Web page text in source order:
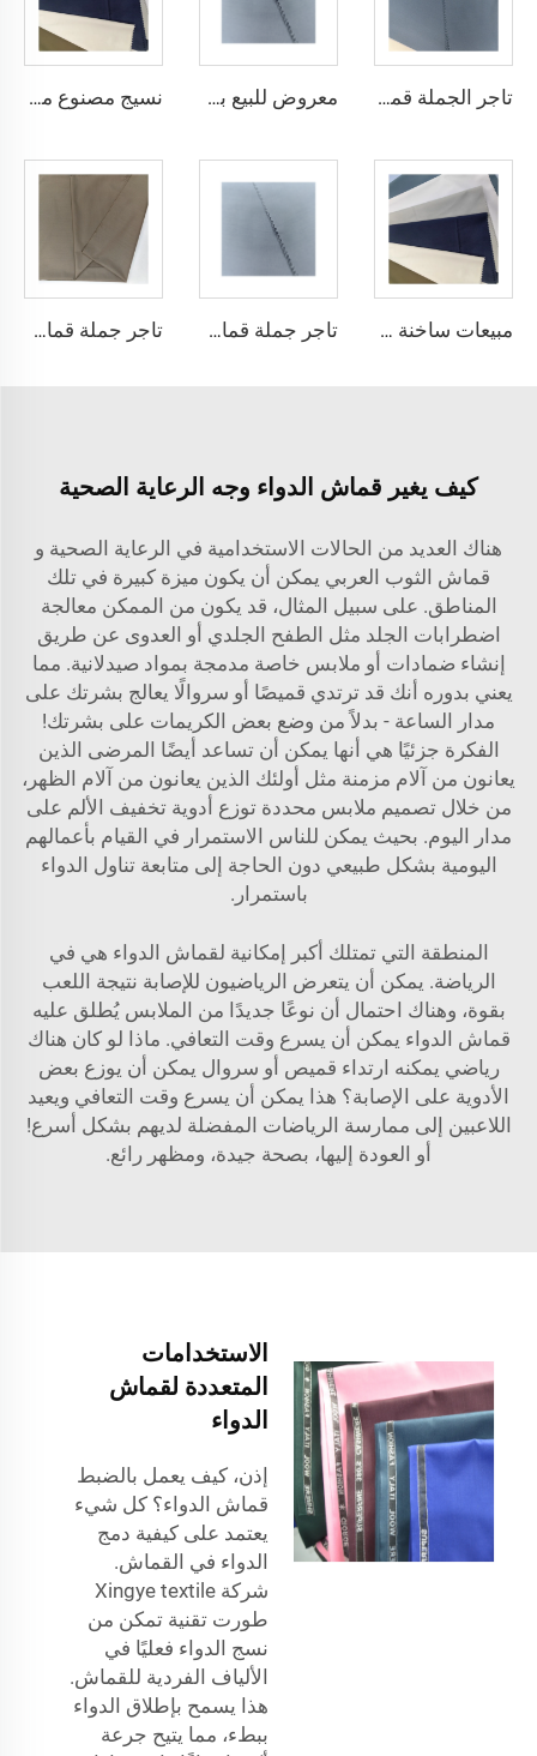
تاجر الجملة قماش ثوب عربي رخيص الميكرو فايبر للرجال، قماش بوليستر مشغول، تويبو قماش قميص ثوب عربي معروض للبيع بسعر منخفض قماش ثوب عربي لثوب أربعة قطع قميص وسروال، قماش بوليستر تويبو ميكرو فايبر نسيج مصنوع من الألياف الدقيقة البلاستيكية Toyobo بقياس 100T نسيج عادي
مبيعات ساخنة قماش الثوب العربي للألياف الدقيقة للرجال قماش بوليستر مجوف قماش toyobo قميص ثوب عربي تاجر جملة قماش الألياف الدقيقة للرجال قماش بوليستر مجوف قماش toyobo قميص ثوب عربي تاجر جملة قماش الثوب العربي للرجال قماش بوليستر مجوف قماش toyobo قميص ثوب عربي
كيف يغير قماش الدواء وجه الرعاية الصحية
هناك العديد من الحالات الاستخدامية في الرعاية الصحية و
قماش الثوب العربي يمكن أن يكون ميزة كبيرة في تلك
المناطق. على سبيل المثال، قد يكون من الممكن معالجة
اضطرابات الجلد مثل الطفح الجلدي أو العدوى عن طريق
إنشاء ضمادات أو ملابس خاصة مدمجة بمواد صيدلانية. مما
يعني بدوره أنك قد ترتدي قميصًا أو سروالًا يعالج بشرتك على
مدار الساعة - بدلاً من وضع بعض الكريمات على بشرتك!
الفكرة جزئيًا هي أنها يمكن أن تساعد أيضًا المرضى الذين
يعانون من آلام مزمنة مثل أولئك الذين يعانون من آلام الظهر،
من خلال تصميم ملابس محددة توزع أدوية تخفيف الألم على
مدار اليوم. بحيث يمكن للناس الاستمرار في القيام بأعمالهم
اليومية بشكل طبيعي دون الحاجة إلى متابعة تناول الدواء
باستمرار.
المنطقة التي تمتلك أكبر إمكانية لقماش الدواء هي في
الرياضة. يمكن أن يتعرض الرياضيون للإصابة نتيجة اللعب
بقوة، وهناك احتمال أن نوعًا جديدًا من الملابس يُطلق عليه
قماش الدواء يمكن أن يسرع وقت التعافي. ماذا لو كان هناك
رياضي يمكنه ارتداء قميص أو سروال يمكن أن يوزع بعض
الأدوية على الإصابة؟ هذا يمكن أن يسرع وقت التعافي ويعيد
اللاعبين إلى ممارسة الرياضات المفضلة لديهم بشكل أسرع!
أو العودة إليها، بصحة جيدة، ومظهر رائع.
الاستخدامات
المتعددة لقماش
الدواء
إذن، كيف يعمل بالضبط
قماش الدواء؟ كل شيء
يعتمد على كيفية دمج
الدواء في القماش.
شركة Xingye textile
طورت تقنية تمكن من
نسج الدواء فعليًا في
الألياف الفردية للقماش.
هذا يسمح بإطلاق الدواء
ببطء، مما يتيح جرعة